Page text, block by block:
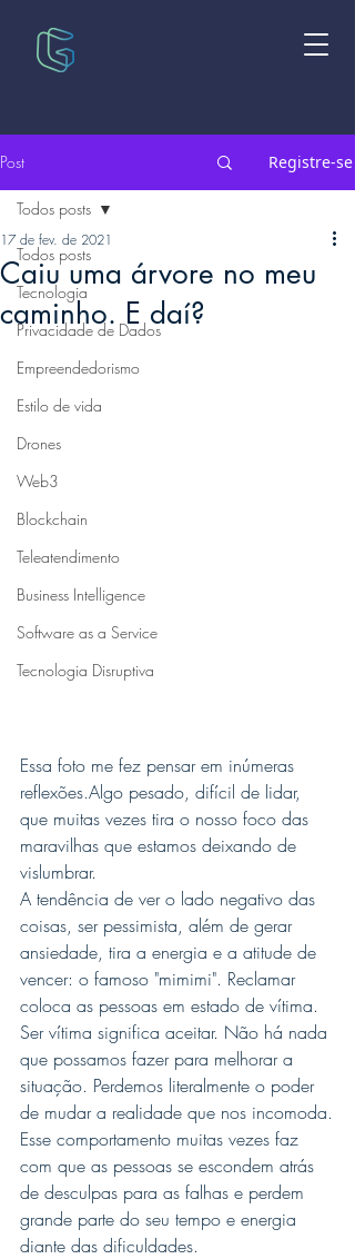
Post Registre-se
Todos posts
Tecnologia
Privacidade de Dados
Empreendedorismo
Estilo de vida
Drones
Web3
Blockchain
Teleatendimento
Business Intelligence
Software as a Service
Tecnologia Disruptiva
Todos posts
Caiu uma árvore no meu
caminho. E daí?
17 de fev. de 2021
Essa foto me fez pensar em inúmeras
reflexões.Algo pesado, difícil de lidar,
que muitas vezes tira o nosso foco das
maravilhas que estamos deixando de
vislumbrar.
A tendência de ver o lado negativo das
coisas, ser pessimista, além de gerar
ansiedade, tira a energia e a atitude de
vencer: o famoso "mimimi". Reclamar
coloca as pessoas em estado de vítima.
Ser vítima significa aceitar. Não há nada
que possamos fazer para melhorar a
situação. Perdemos literalmente o poder
de mudar a realidade que nos incomoda.
Esse comportamento muitas vezes faz
com que as pessoas se escondem atrás
de desculpas para as falhas e perdem
grande parte do seu tempo e energia
diante das dificuldades.